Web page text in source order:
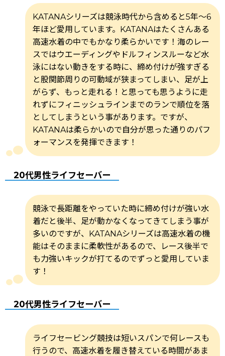
KATANAシリーズは競泳時代から含めると5年〜6
年ほど愛用しています。KATANAはたくさんある
高速水着の中でもかなり柔らかいです！海のレー
スではウエーディングやドルフィンスルーなど水
泳にはない動きをする時に、締め付けが強すぎる
と股関節周りの可動域が狭まってしまい、足が上
がらず、もっと走れる！と思っても思うように走
れずにフィニッシュラインまでのランで順位を落
としてしまうという事があります。ですが、
KATANAは柔らかいので自分が思った通りのパフ
ォーマンスを発揮できます！
20代男性ライフセーバー
競泳で長距離をやっていた時に締め付けが強い水
着だと後半、足が動かなくなってきてしまう事が
多いのですが、KATANAシリーズは高速水着の機
能はそのままに柔軟性があるので、レース後半で
も力強いキックが打てるのでずっと愛用していま
す！
20代男性ライフセーバー
ライフセービング競技は短いスパンで何レースも
行うので、高速水着を履き替えている時間があま